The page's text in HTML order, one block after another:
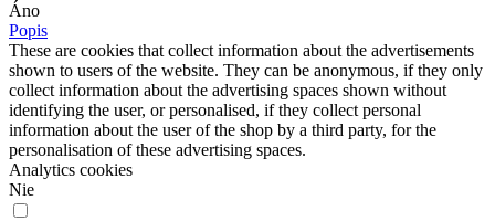
Áno
Popis
These are cookies that collect information about the advertisements
shown to users of the website. They can be anonymous, if they only
collect information about the advertising spaces shown without
identifying the user, or personalised, if they collect personal
information about the user of the shop by a third party, for the
personalisation of these advertising spaces.
Analytics cookies
Nie